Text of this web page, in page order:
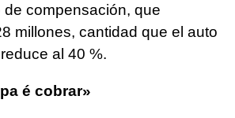
compensación, que
millones, cantidad que el auto
al 40 %.
é cobrar»